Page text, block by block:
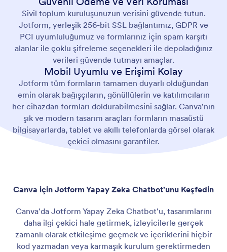
Sivil toplum kuruluşunuzun verisini güvende tutun.
Jotform, yerleşik 256-bit SSL bağlantımız, GDPR ve
PCI uyumluluğumuz ve formlarınız için spam karşıtı
alanlar ile çoklu şifreleme seçenekleri ile depoladığınız
verileri güvende tutmayı amaçlar.
Mobil Uyumlu ve Erişimi Kolay
Jotform tüm formların tamamen duyarlı olduğundan
emin olarak bağışçıların, gönüllülerin ve katılımcıların
her cihazdan formları doldurabilmesini sağlar. Canva'nın
şık ve modern tasarım araçları formların masaüstü
bilgisayarlarda, tablet ve akıllı telefonlarda görsel olarak
çekici olmasını garantiler.
Canva için Jotform Yapay Zeka Chatbot'unu Keşfedin
Canva'da Jotform Yapay Zeka Chatbot'u, tasarımlarını
daha ilgi çekici hale getirmek, izleyicilerle gerçek
zamanlı olarak etkileşime geçmek ve içeriklerini hiçbir
kod yazmadan veya karmaşık kurulum gerektirmeden